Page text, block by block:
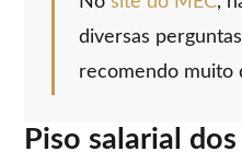
diversas
recomendo muito
Piso salarial dos